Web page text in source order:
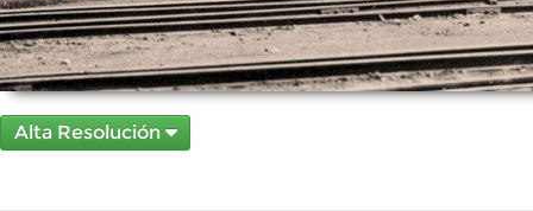
Alta Resolución